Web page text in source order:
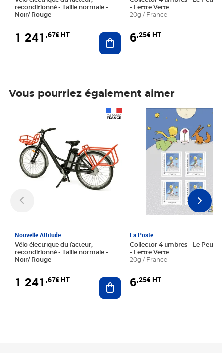
reconditionné - Taille normale -
Noir/ Rouge
1 241 ,67€ HT Ajouter au panier
- Lettre Verte
20g / France
6,25€ HT
Vous pourriez également aimer
Nouvelle Attitude
Vélo électrique du facteur,
reconditionné - Taille normale -
Noir/ Rouge
1 241 ,67€ HT Ajouter au panier
La Poste
Collector 4 timbres - Le Petit
- Lettre Verte
20g / France
6,25€ HT
Prix 6,25€ HT